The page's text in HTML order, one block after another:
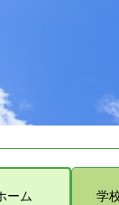
ーム 学